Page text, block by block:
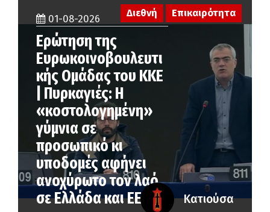
01-08-2026
Ερώτηση της
Ευρωκοινοβουλευτι
κής Ομάδας του ΚΚΕ
| Πυρκαγιές: Η
«κοστολογημένη»
γύμνια σε
προσωπικό κι
υποδομές αφήνει
ανοχύρωτο τον λαό
σε Ελλάδα και ΕΕ
Διεθνή Επικαιρότητα
Κατιούσα